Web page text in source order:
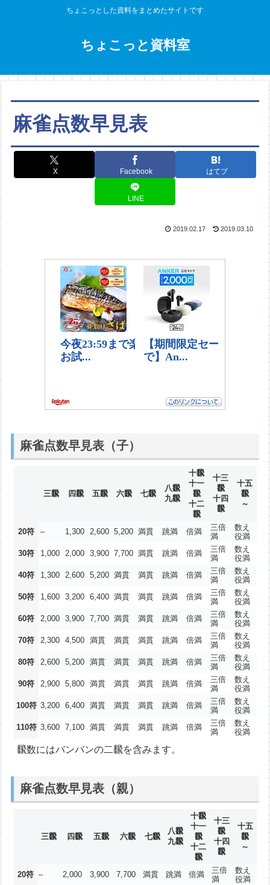
ちょこっとした資料をまとめたサイトです
ちょこっと資料室
麻雀点数早見表
X Facebook はてブ
LINE
2019.02.17 2019.03.10
麻雀点数早見表（子）
三飜 四飜 五飜 六飜 七飜
八飜
九飜
十飜
十一
飜
十二
飜
十三
飜
十四
飜
十五
飜
～
20符 – 1,300 2,600 5,200 満貫 跳満 倍満
三倍
満
数え
役満
30符
1,000 2,000 3,900 7,700 満貫 跳満 倍満
三倍
満
数え
役満
40符
1,300 2,600 5,200 満貫 満貫 跳満 倍満
三倍
満
数え
役満
50符
1,600 3,200 6,400 満貫 満貫 跳満 倍満
三倍
満
数え
役満
60符
2,000 3,900 7,700 満貫 満貫 跳満 倍満
三倍
満
数え
役満
70符
2,300 4,500 満貫 満貫 満貫 跳満 倍満
三倍
満
数え
役満
80符
2,600 5,200 満貫 満貫 満貫 跳満 倍満
三倍
満
数え
役満
90符
2,900 5,800 満貫 満貫 満貫 跳満 倍満
三倍
満
数え
役満
100符 3,200 6,400 満貫 満貫 満貫 跳満 倍満
三倍
満
数え
役満
110符 3,600 7,100 満貫 満貫 満貫 跳満 倍満
三倍
満
数え
役満
飜数にはバンバンの二飜を含みます。
麻雀点数早見表（親）
三飜 四飜 五飜 六飜 七飜
八飜
九飜
十飜
十一
飜
十二
飜
十三
飜
十四
飜
十五
飜
～
20符 – 2,000 3,900 7,700 満貫 跳満 倍満
三倍
満
数え
役満